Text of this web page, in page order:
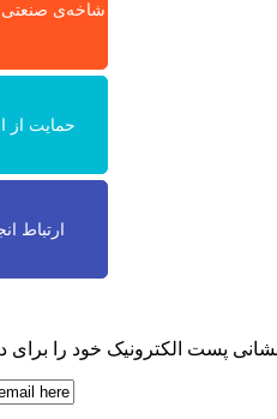
شاخه‌ی صنعتی
حمایت از
ارتباط
پست الکترونیک خود را برای